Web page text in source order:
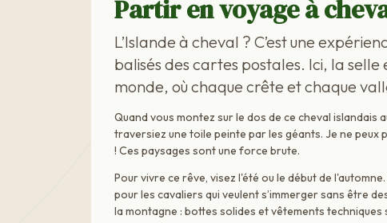
Partir en voyage à
L’Islande à cheval ? C’est une
balisés des cartes postales. Ici, la
monde, où chaque crête et chaque
Quand vous montez sur le dos de ce cheval islandais
traversiez une toile peinte par les géants. Je ne peux
! Ces paysages sont une force brute.
Pour vivre ce rêve, visez l'été ou le début de
pour les cavaliers qui veulent s’immerger sans être
la montagne : bottes solides et vêtements techniques